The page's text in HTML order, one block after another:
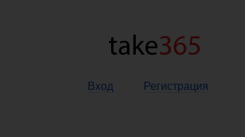
Вход Регистрация